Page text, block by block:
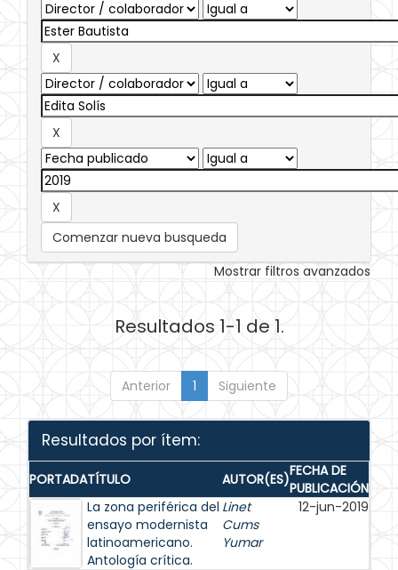
Comenzar nueva busqueda
Mostrar filtros avanzados
Resultados 1-1 de 1.
Anterior 1 Siguiente
Resultados por ítem:
PORTADATÍTULO AUTOR(ES)FECHA DE
PUBLICACIÓN
La zona periférica del
ensayo modernista
latinoamericano.
Antología crítica.
Linet
Cums
Yumar
12-jun-2019